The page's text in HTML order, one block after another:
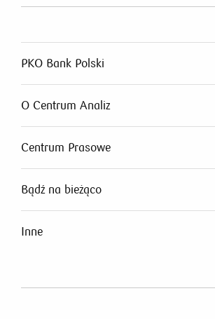
PKO Bank Polski
O Centrum Analiz
Centrum Prasowe
Bądź na bieżąco
Inne